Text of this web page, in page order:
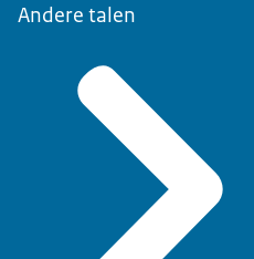
Andere talen